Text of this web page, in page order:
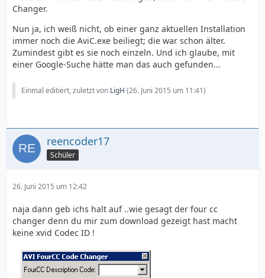
Changer.
Nun ja, ich weiß nicht, ob einer ganz aktuellen Installation
immer noch die AviC.exe beiliegt; die war schon älter.
Zumindest gibt es sie noch einzeln. Und ich glaube, mit
einer Google-Suche hätte man das auch gefunden...
Einmal editiert, zuletzt von LigH (26. Juni 2015 um 11:41)
reencoder17
Schüler
26. Juni 2015 um 12:42
naja dann geb ichs halt auf ..wie gesagt der four cc
changer denn du mir zum download gezeigt hast macht
keine xvid Codec ID !